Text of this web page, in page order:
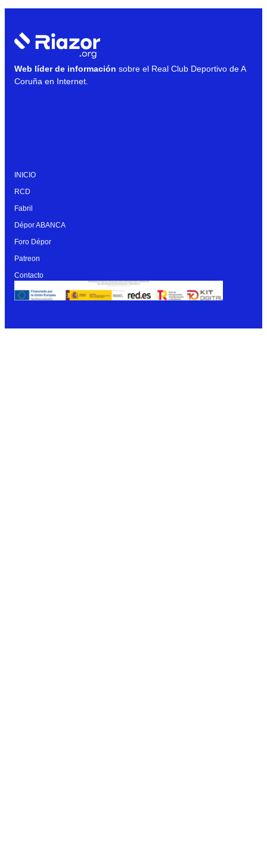
Web líder de información sobre el Real Club Deportivo de A
Coruña en Internet.
INICIO
RCD
Fabril
Dépor ABANCA
Foro Dépor
Patreon
Contacto